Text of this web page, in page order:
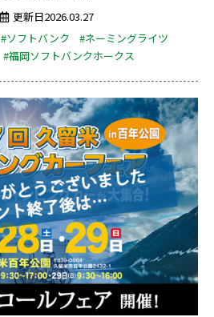
更新日2026.03.27
#ソフトバンク
#ネーミングライツ
#福岡ソフトバンクホークス